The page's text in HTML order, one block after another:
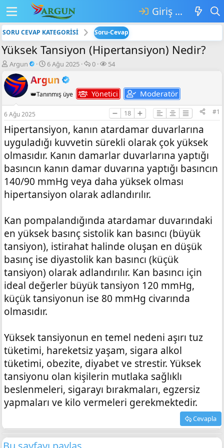
Giriş yap
SORU CEVAP KATEGORİSİ Soru-Cevap
Yüksek Tansiyon (Hipertansiyon) Nedir?
K
o
n
b
u
y
u
b
a
ş
l
t
a
n
Argun
B
ş
a
n
ı
ç
t
i
h
i
6 Ağu 2025
💬
v
a
p
a
r
0
👁️‍🗨️
r
ü
n
t
ü
l
e
m
e
54
Argun
👑Tanınmış üye Yönetici Moderatör
6 Ağu 2025 ➖ 18 ➕ #1
Hipertansiyon, kanın atardamar duvarlarına
uyguladığı kuvvetin sürekli olarak çok yüksek
olmasıdır. Kanın damarlar duvarlarına yaptığı
basıncın kanın damar duvarına yaptığı basıncın
140/90 mmHg veya daha yüksek olması
hipertansiyon olarak adlandırılır.
Kan pompalandığında atardamar duvarındaki
en yüksek basınç sistolik kan basıncı (büyük
tansiyon), istirahat halinde oluşan en düşük
basınç ise diyastolik kan basıncı (küçük
tansiyon) olarak adlandırılır. Kan basıncı için
ideal değerler büyük tansiyon 120 mmHg,
küçük tansiyonun ise 80 mmHg civarında
olmasıdır.
Yüksek tansiyonun en temel nedeni aşırı tuz
tüketimi, hareketsiz yaşam, sigara alkol
tüketimi, obezite, diyabet ve strestir. Yüksek
tansiyonu olan kişilerin mutlaka sağlıklı
beslenmeleri, sigarayı bırakmaları, egzersiz
yapmaları ve kilo vermeleri gerekmektedir.
Cevapla